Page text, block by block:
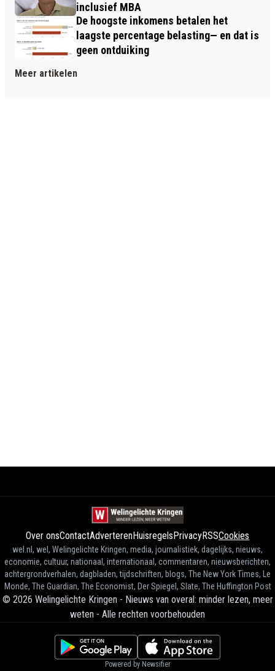
inclusief MBA
De hoogste inkomens betalen het
laagste percentage belasting— en dat is
geen ontduiking
Meer artikelen
Over onsContactAdverterenHuisregelsPrivacyRSSCookies
wel.nl, wel, Welingelichte Kringen, media, journalistiek, dagelijks, nieuws,
economie, cultuur, nationaal, internationaal, commentaren, nieuwsberichten,
achtergrondverhalen, dagbladen, tijdschriften, blogs, The New York Times, Le
Monde, The Guardian, The Economist, Der Spiegel, Slate, The Huffington Post
© 2026 Welingelichte Kringen - Nieuws van overal: minder lezen, meer
weten - Alle rechten voorbehouden
Powered by Newsifier